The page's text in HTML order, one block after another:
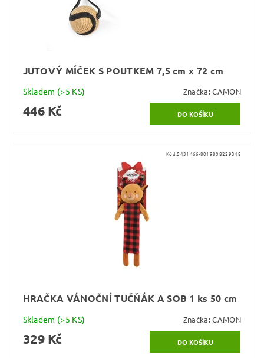
JUTOVÝ MÍČEK S POUTKEM 7,5 cm x 72 cm
Skladem (>5 KS) Značka:CAMON
446 Kč
Kód:5431466-8019808229348
HRAČKA VÁNOČNÍ TUČŇÁK A SOB 1 ks 50 cm
Skladem (>5 KS) Značka:CAMON
329 Kč